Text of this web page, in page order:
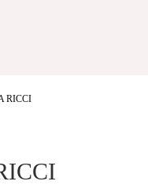
RICCI